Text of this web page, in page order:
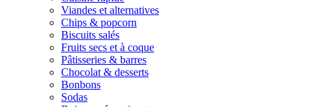
Viandes et alternatives
Chips & popcorn
Biscuits salés
Fruits secs et à coque
Pâtisseries & barres
Chocolat & desserts
Bonbons
Sodas